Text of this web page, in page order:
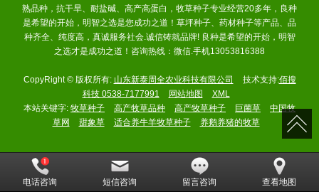
熟品种，抗干旱、耐盐碱、高产高蛋白，牧草种子专业经营20多年，良种
是希望的开始，明智之选是您成功之道！草坪种子、药材种子等产品、品
种齐全、纯度高，真诚服务社会.诚信铸就品牌! 良种是希望的开始，明智
之选才是成功之道！咨询热线：微信.手机13053816388
CopyRight © 版权所有: 山东新泰周全农业科技有限公司 技术支持:佰搜
科技 0538-7177991
网站地图
XML
本站关键字: 牧草种子 高产牧草品种 高产牧草种子 巨菌草
中国牧
草网
甜象草 适合养牛羊牧草种子 养鹅养猪的牧草
电话咨询 短信咨询 留言咨询 查看地图